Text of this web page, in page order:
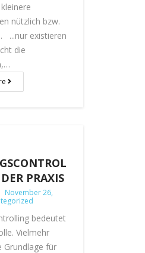
nützlich bzw.
...nur existieren
die
PRAXIS
November 26,
bedeutet
Vielmehr
Grundlage für